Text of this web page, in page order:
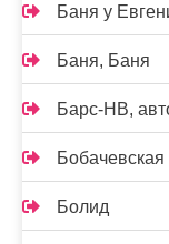
Баня у
Баня, Баня
Барс-НВ,
Болид